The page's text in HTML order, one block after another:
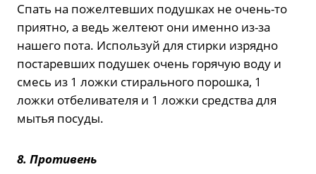
Спать на пожелтевших подушках не очень-то
приятно, а ведь желтеют они именно из-за
нашего пота. Используй для стирки изрядно
постаревших подушек очень горячую воду и
смесь из 1 ложки стирального порошка, 1
ложки отбеливателя и 1 ложки средства для
мытья посуды.
8. Противень